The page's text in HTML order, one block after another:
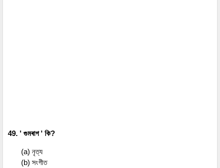
49. ' গুমৰাগ ' কি?
(a) নৃত্য
(b) সংগীত